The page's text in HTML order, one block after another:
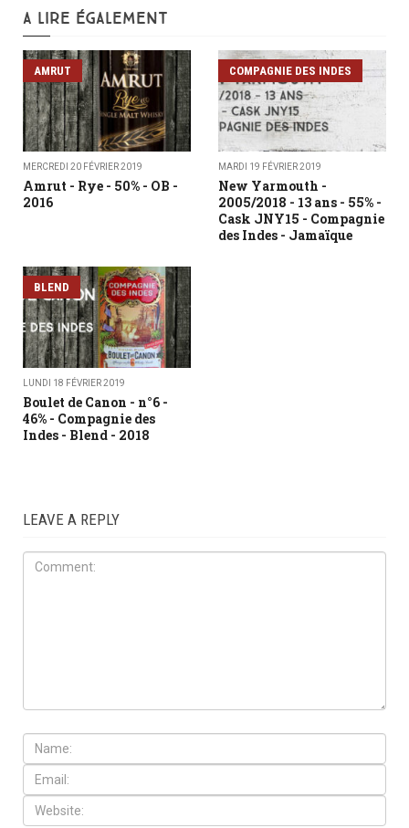
A LIRE ÉGALEMENT
AMRUT
MERCREDI 20 FÉVRIER 2019
Amrut - Rye - 50% - OB -
2016
COMPAGNIE DES INDES
MARDI 19 FÉVRIER 2019
New Yarmouth -
2005/2018 - 13 ans - 55% -
Cask JNY15 - Compagnie
des Indes - Jamaïque
BLEND
LUNDI 18 FÉVRIER 2019
Boulet de Canon - n°6 -
46% - Compagnie des
Indes - Blend - 2018
LEAVE A REPLY